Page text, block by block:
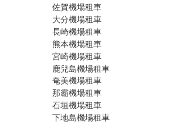
佐賀機場租車
大分機場租車
長崎機場租車
熊本機場租車
宮崎機場租車
鹿兒島機場租車
奄美機場租車
那霸機場租車
石垣機場租車
下地島機場租車